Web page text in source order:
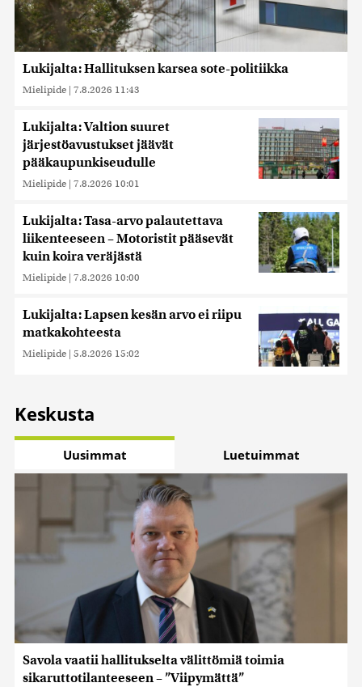
Lukijalta: Hallituksen karsea sote-politiikka
Mielipide | 7.8.2026 11:43
Lukijalta: Valtion suuret
järjestöavustukset jäävät
pääkaupunkiseudulle
Mielipide | 7.8.2026 10:01
Lukijalta: Tasa-arvo palautettava
liikenteeseen – Motoristit pääsevät
kuin koira veräjästä
Mielipide | 7.8.2026 10:00
Lukijalta: Lapsen kesän arvo ei riipu
matkakohteesta
Mielipide | 5.8.2026 15:02
Keskusta
Uusimmat Luetuimmat
Savola vaatii hallitukselta välittömiä toimia
sikaruttotilanteeseen – ”Viipymättä”